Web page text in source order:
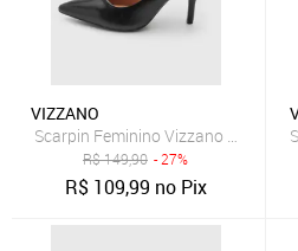
VIZZANO
Scarpin Feminino Vizzano Bico
R$149,90 - 27%
R$ 109,99 no Pix